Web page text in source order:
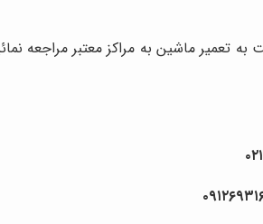
ماشین به مراکز معتبر مراجعه